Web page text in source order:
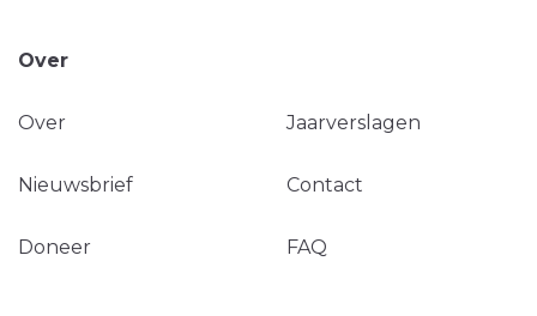
Over
Over Jaarverslagen
Nieuwsbrief Contact
Doneer FAQ